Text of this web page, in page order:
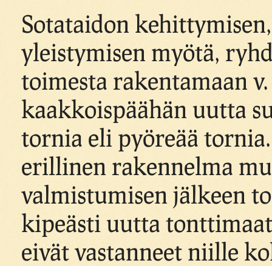
Sotataidon
yleistymisen myötä,
toimesta rakentamaan
kaakkoispäähän uutta
tornia eli pyöreää
erillinen rakennelma
valmistumisen jälkeen
kipeästi uutta
eivät vastanneet niille